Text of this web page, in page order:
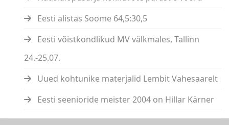
Eesti alistas Soome 64,5:30,5
Eesti võistkondlikud MV välkmales, Tallinn
24.-25.07.
Uued kohtunike materjalid Lembit Vahesaarelt
Eesti seenioride meister 2004 on Hillar Kärner